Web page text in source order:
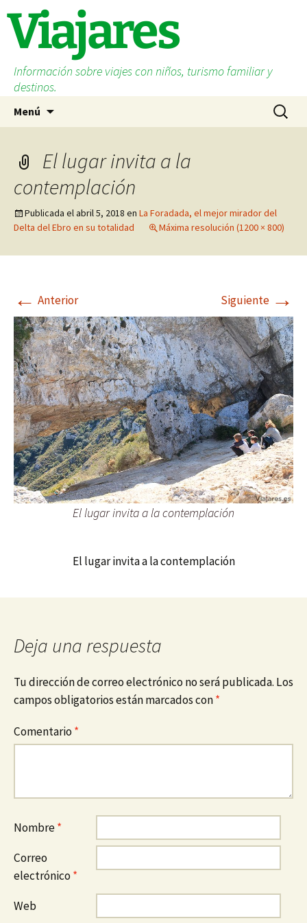
contenido
Viajares
Información sobre viajes con niños, turismo familiar y
destinos.
Menú Buscar:
El lugar invita a la
contemplación
Publicada elabril 5, 2018 en La Foradada, el mejor mirador del
Delta del Ebro en su totalidad
Máxima resolución (1200 × 800)
← Anterior Siguiente →
El lugar invita a la contemplación
El lugar invita a la contemplación
Deja una respuesta
Tu dirección de correo electrónico no será publicada. Los
campos obligatorios están marcados con*
Comentario*
Nombre*
Correo
electrónico*
Web